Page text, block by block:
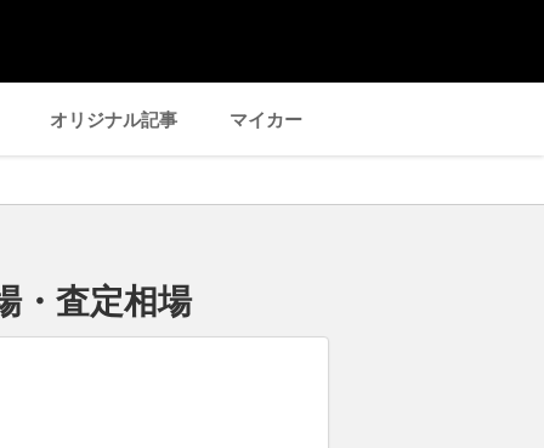
オリジナル記事 マイカー
・査定相場